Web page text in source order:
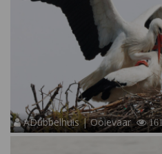
ADubbelhuis | Ooievaar 161